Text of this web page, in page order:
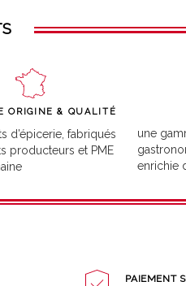
ORIGINE & QUALITÉ
d’épicerie, fabriqués
producteurs et PME
une
enrichie
PAIEMENT